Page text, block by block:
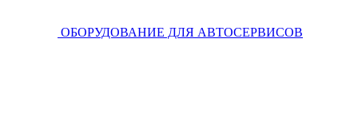
ОБОРУДОВАНИЕ ДЛЯ АВТОСЕРВИСОВ